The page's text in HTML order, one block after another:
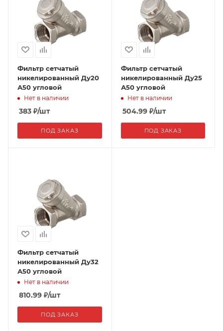
Фильтр сетчатый
никелированный Ду20
А50 угловой
Нет в наличии
383 ₽/шт
ПОД ЗАКАЗ
Фильтр сетчатый
никелированный Ду25
А50 угловой
Нет в наличии
504.99₽/шт
ПОД ЗАКАЗ
Фильтр сетчатый
никелированный Ду32
А50 угловой
Нет в наличии
810.99 ₽/шт
ПОД ЗАКАЗ